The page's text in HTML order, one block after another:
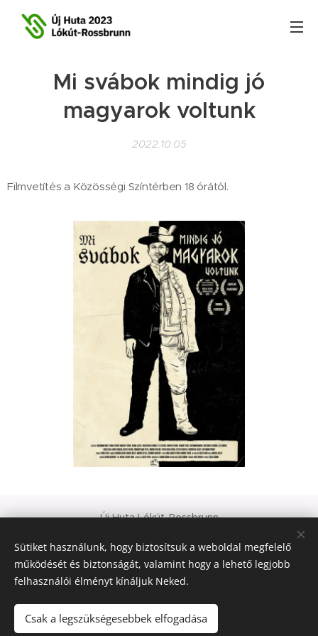
Mi svábok mindig jó
magyarok voltunk
2022.10.05
Filmvetítés a Közösségi Színtérben 18 órától.
Új Huta Lókút-Rossbrunn
Európa Kultúrális Fővárosa
PAJTA PROJEKT
© 2021 Minden jog fenntartva
Sütiket használunk, hogy biztosítsuk a weboldal megfelelő
működését és biztonságát, valamint hogy a lehető legjobb
felhasználói élményt kínáljuk Neked.
Csak a legszükségesebbek elfogadása